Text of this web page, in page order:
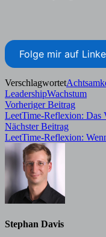
Folge mir auf
Verschlagwortet
LeadershipWachstum
Vorheriger Beitrag
Beitrag:
LeetTime-Reflexion: Das
Nächster BeitragNächster
Beitrag:
LeetTime-Reflexion:
Stephan Davis